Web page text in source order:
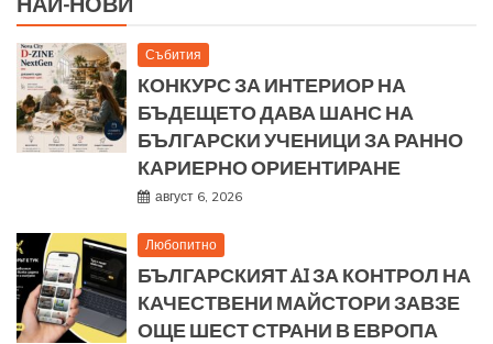
Събития
КОНКУРС ЗА ИНТЕРИОР НА
БЪДЕЩЕТО ДАВА ШАНС НА
БЪЛГАРСКИ УЧЕНИЦИ ЗА РАННО
КАРИЕРНО ОРИЕНТИРАНЕ
август 6, 2026
Любопитно
БЪЛГАРСКИЯТ AI ЗА КОНТРОЛ НА
КАЧЕСТВЕНИ МАЙСТОРИ ЗАВЗЕ
ОЩЕ ШЕСТ СТРАНИ В ЕВРОПА